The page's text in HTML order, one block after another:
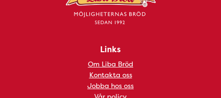
Links
Om Liba Bröd
Kontakta oss
Jobba hos oss